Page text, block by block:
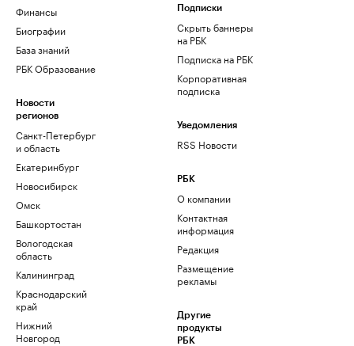
Финансы
Биографии
База знаний
РБК Образование
Новости
регионов
Санкт-Петербург
и область
Екатеринбург
Новосибирск
Омск
Башкортостан
Вологодская
область
Калининград
Краснодарский
край
Нижний
Новгород
Подписки
Скрыть баннеры
на РБК
Подписка на РБК
Корпоративная
подписка
Уведомления
RSS Новости
РБК
О компании
Контактная
информация
Редакция
Размещение
рекламы
Другие
продукты
РБК